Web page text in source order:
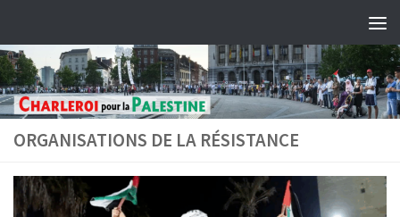
ORGANISATIONS DE LA RÉSISTANCE